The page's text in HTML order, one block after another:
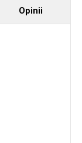
Opinii